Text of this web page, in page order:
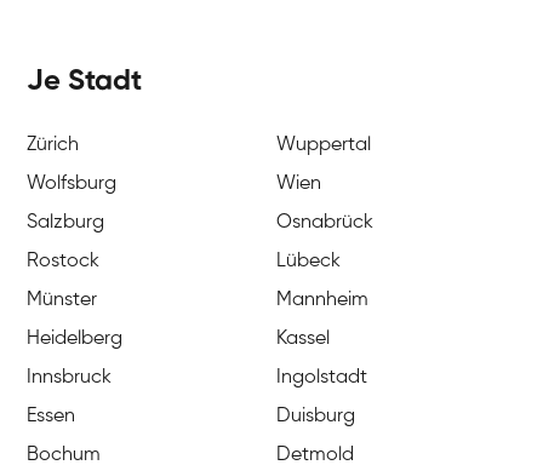
Je Stadt
Zürich
Wuppertal
Wolfsburg
Wien
Salzburg
Osnabrück
Rostock
Lübeck
Münster
Mannheim
Heidelberg
Kassel
Innsbruck
Ingolstadt
Essen
Duisburg
Bochum
Detmold